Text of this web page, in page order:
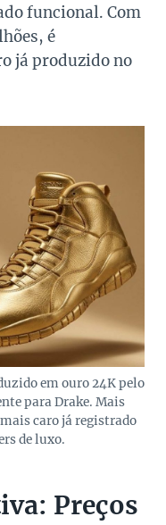
funcional. Com
é
já produzido no
em ouro 24K pelo
para Drake. Mais
caro já registrado
de luxo.
Preços